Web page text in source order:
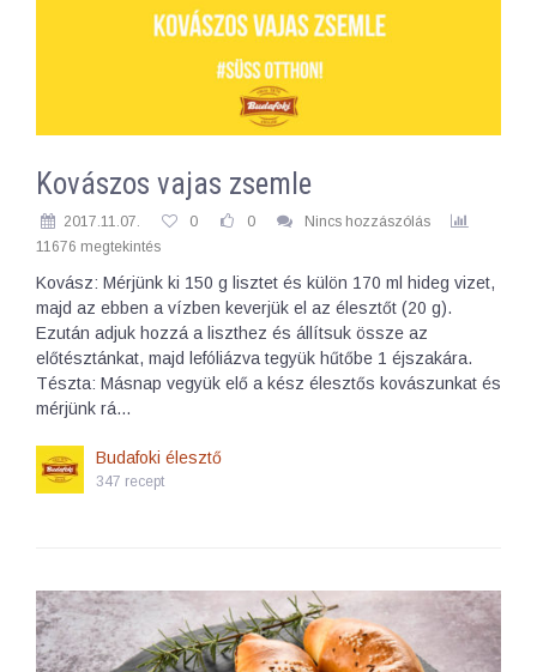
Kovászos vajas zsemle
2017.11.07. 0 0
Nincs hozzászólás
11676 megtekintés
Kovász: Mérjünk ki 150 g lisztet és külön 170 ml hideg vizet,
majd az ebben a vízben keverjük el az élesztőt (20 g).
Ezután adjuk hozzá a liszthez és állítsuk össze az
előtésztánkat, majd lefóliázva tegyük hűtőbe 1 éjszakára.
Tészta: Másnap vegyük elő a kész élesztős kovászunkat és
mérjünk rá…
Budafoki élesztő
347 recept